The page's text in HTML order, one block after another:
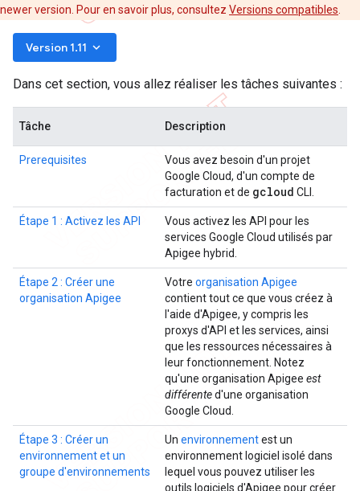
newer version. Pour en savoir plus, consultez Versions compatibles
Version 1.11 keyboard_arrow_down
Dans cet section, vous allez réaliser les tâches suivantes :
Tâche Description
Prerequisites
Vous avez besoin d'un projet
Google Cloud, d'un compte de
facturation et de gcloud CLI.
Étape 1 : Activez les API
Vous activez les API pour les
services Google Cloud utilisés par
Apigee hybrid.
Étape 2 : Créer une
organisation Apigee
Votre organisation Apigee
contient tout ce que vous créez à
l'aide d'Apigee, y compris les
proxys d'API et les services, ainsi
que les ressources nécessaires à
leur fonctionnement. Notez
qu'une organisation Apigee est
différented'une organisation
Google Cloud.
Étape 3 : Créer un
environnement et un
groupe d'environnements
Un environnementest un
environnement logiciel isolé dans
lequel vous pouvez utiliser les
outils logiciels d'Apigee pour créer